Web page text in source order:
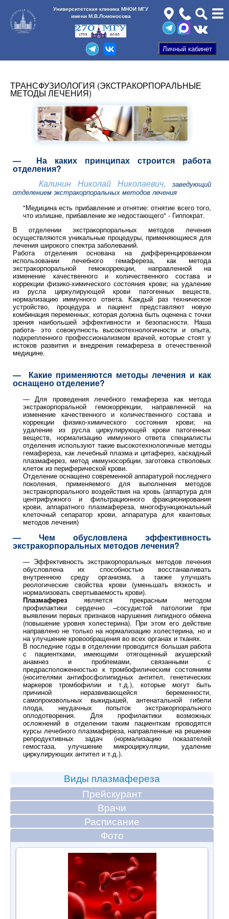
Университетская клиника МНОИ МГУ
имени М.В.Ломоносова
ТРАНСФУЗИОЛОГИЯ (ЭКСТРАКОРПОРАЛЬНЫЕ
МЕТОДЫ ЛЕЧЕНИЯ)
— На каких принципах строится работа
отделения?
Калинин Николай Николаевич,
заведующий
отделением экстракорпоральных методов лечения
"Медицина есть прибавление и отнятие: отнятие всего того,
что излишне, прибавление же недостающего" - Гиппократ.
В отделении экстракорпоральных методов лечения
осуществляются уникальные процедуры, применяющиеся для
лечения широкого спектра заболеваний.
Работа отделения основана на дифференцированном
использовании лечебного гемафереза, как метода
экстракорпоральной гемокоррекции, направленной на
изменение качественного и количественного состава и
коррекции физико-химического состояния крови; на удаление
из русла циркулирующей крови патогенных веществ,
нормализацию иммунного ответа. Каждый раз техническое
устройство, процедура и пациент представляют новую
комбинация переменных, которая должна быть оценена с точки
зрения наибольшей эффективности и безопасности. Наша
работа- это совокупность высокотехнологичности и опыта,
подкрепленного профессионализмом врачей, которые стоят у
истоков развития и внедрения гемафереза в отечественной
медицине.
— Какие применяются методы лечения и как
оснащено отделение?
— Для проведения лечебного гемафереза как метода
экстракорпоральной гемокоррекции, направленной на
изменение качественного и количественного состава и
коррекции физико-химического состояния крови; на
удаление из русла циркулирующей крови патогенных
веществ, нормализацию иммунного ответа специалисты
отделения используют такие высокотехнологичные методы
гемафереза, как лечебный плазма и цитаферез, каскадный
плазмаферез, метод иммуносорбции, заготовка стволовых
клеток из периферической крови.
Отделение оснащено современной аппаратурой последнего
поколения, применяемого для выполнения методов
экстракорпорального воздействия на кровь (аппартура для
центрифужного и фильтрационного фракционирования
крови, аппаратного плазмафереза, многофункциональный
клеточный сепаратор крови, аппаратура для квантовых
методов лечения)
— Чем обусловлена эффективность
экстракорпоральных методов лечения?
— Эффективность экстракорпоральных методов лечения
обусловлена их способностью восстанавливать
внутреннюю среду организма, а также улучшать
реологические свойства крови (уменьшать вязкость и
нормализовать свертываемость крови).
Плазмаферез является прекрасным методом
профилактики сердечно –сосудистой патологии при
выявлении первых признаков нарушения липидного обмена
(повышение уровня холестерина). При этом его действие
направлено не только на нормализацию холестерина, но и
на улучшение кровообращения во всех органах и тканях.
В последние годы в отделении проводится большая работа
с пациентками, имеющими отягощенный акушерский
анамнез и проблемами, связанными с
предрасположенностью к тромбофилическим состояниям
(носителями антифосфолипидных антител, генетических
маркеров тромбофилии и т.д.), которые могут быть
причиной неразвивающейся беременности,
самопроизвольных выкидышей, антенатальной гибели
плода, неудачных попыток экстракорпорального
оплодотворения. Для профилактики возможных
осложнений в отделении таким пациенткам проводятся
курсы лечебного плазмафереза, направленные на решение
репродуктивных задач (нормализацию показателей
гемостаза, улучшение микроциркуляции, удаление
циркулирующих антител и т.д.).
Виды плазмафереза
Прейскурант
Врачи
Расписание
Фото